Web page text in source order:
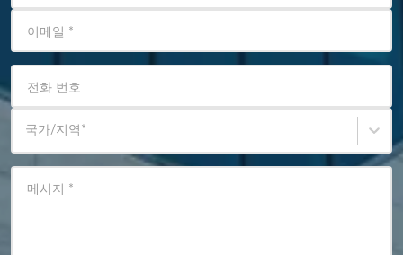
이메일 *
전화 번호
국가/지역 *
메시지 *